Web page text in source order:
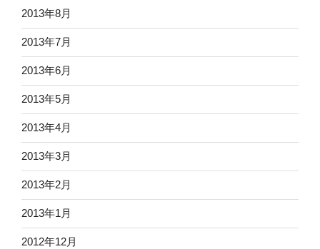
2013年8月
2013年7月
2013年6月
2013年5月
2013年4月
2013年3月
2013年2月
2013年1月
2012年12月